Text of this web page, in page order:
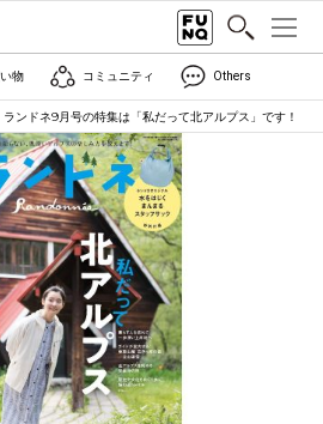
物 コミュニティ Others
ランドネ9月号の特集は「私だって北アルプス」です！